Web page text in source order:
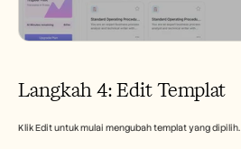
Langkah 4: Edit Templat
Klik Edit untuk mulai mengubah templat yang dipilih.